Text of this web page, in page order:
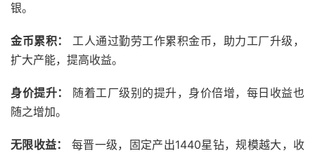
银。
金币累积：
工人通过勤劳工作累积金币，助力工厂升级，
扩大产能，提高收益。
身价提升：
随着工厂级别的提升，身价倍增，每日收益也
随之增加。
无限收益：
每晋一级，固定产出1440星钻，规模越大，收